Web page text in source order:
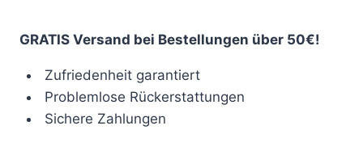
GRATIS Versand bei Bestellungen über 50€!
Zufriedenheit garantiert
Problemlose Rückerstattungen
Sichere Zahlungen